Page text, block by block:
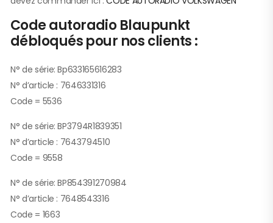
Code autoradio Blaupunkt
débloqués pour nos clients :
N° de série: Bp633165616283
N° d’article : 7646331316
Code = 5536
N° de série: BP3794R1839351
N° d’article : 7643794510
Code = 9558
N° de série: BP854391270984
N° d’article : 7648543316
Code = 1663